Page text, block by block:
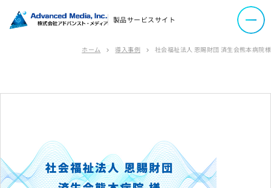
プライバシーポリシー
製品サービスサイト
ホーム chevron_right 導入事例 chevron_right 社会福祉法人 恩賜財団 済生会熊本病院様